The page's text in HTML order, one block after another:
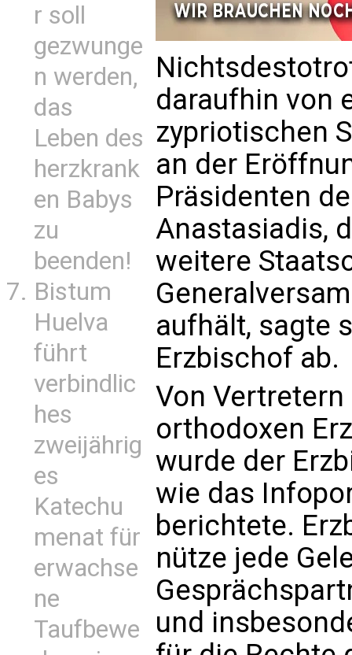
r soll
gezwunge
n werden,
das
Leben des
herzkrank
en Babys
zu
beenden!
Bistum
Huelva
führt
verbindlic
hes
zweijährig
es
Katechu
menat für
erwachse
ne
Taufbewe
daraufhin von
zypriotischen
an der
Präsidenten
Anastasiadis,
weitere
aufhält, sagte
Erzbischof ab.
Von
orthodoxen
wurde der
wie das
berichtete.
nütze jede
und